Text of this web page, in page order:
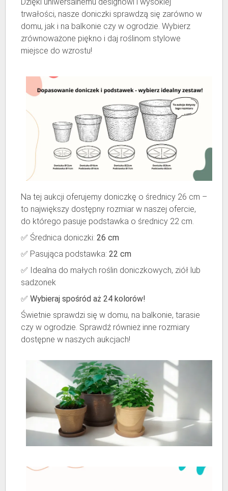
trwałości, nasze doniczki sprawdzą się zarówno w
domu, jak i na balkonie czy w ogrodzie. Wybierz
zrównoważone piękno i daj roślinom stylowe
miejsce do wzrostu!
Na tej aukcji oferujemy doniczkę o średnicy 26 cm –
to największy dostępny rozmiar w naszej ofercie,
do którego pasuje podstawka o średnicy 22 cm.
✅ Średnica doniczki: 26 cm
✅ Pasująca podstawka: 22 cm
✅ Idealna do małych roślin doniczkowych, ziół lub
sadzonek
✅ Wybieraj spośród aż 24 kolorów!
Świetnie sprawdzi się w domu, na balkonie, tarasie
czy w ogrodzie. Sprawdź również inne rozmiary
dostępne w naszych aukcjach!